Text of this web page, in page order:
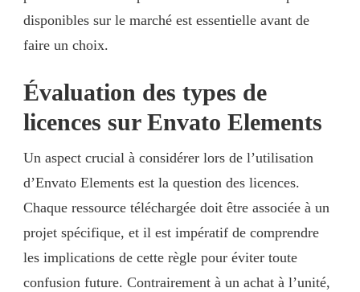
disponibles sur le marché est essentielle avant de
faire un choix.
Évaluation des types de
licences sur Envato Elements
Un aspect crucial à considérer lors de l’utilisation
d’Envato Elements est la question des licences.
Chaque ressource téléchargée doit être associée à un
projet spécifique, et il est impératif de comprendre
les implications de cette règle pour éviter toute
confusion future. Contrairement à un achat à l’unité,